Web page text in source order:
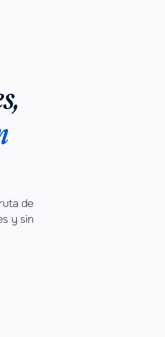
de
y sin